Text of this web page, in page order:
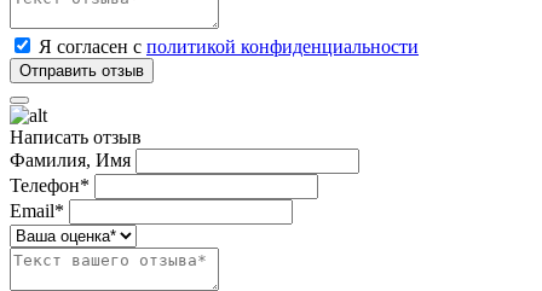
Я согласен с политикой конфиденциальности
Написать отзыв
Фамилия, Имя
Телефон*
Email*